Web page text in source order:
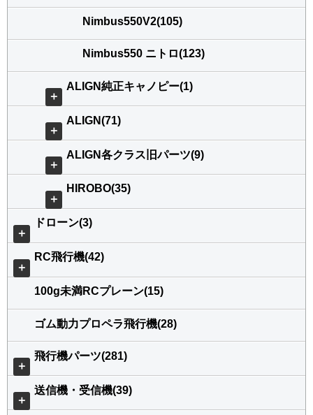
Nimbus550V2(105)
Nimbus550 ニトロ(123)
＋
ALIGN純正キャノピー(1)
＋
ALIGN(71)
＋
ALIGN各クラス旧パーツ(9)
＋
HIROBO(35)
＋
ドローン(3)
＋
RC飛行機(42)
100g未満RCプレーン(15)
ゴム動力プロペラ飛行機(28)
＋
飛行機パーツ(281)
＋
送信機・受信機(39)